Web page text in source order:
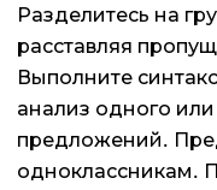
Разделитесь на
расставляя
Выполните
анализ одного
предложений.
одноклассникам.